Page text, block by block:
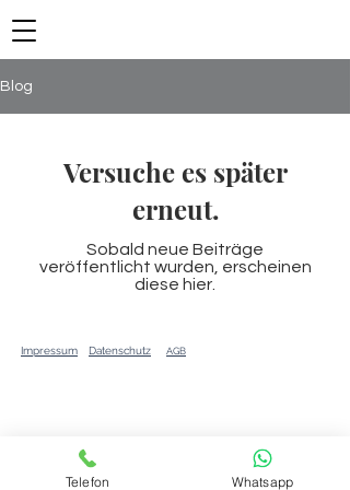
Blog
Versuche es später
erneut.
Sobald neue Beiträge
veröffentlicht wurden, erscheinen
diese hier.
Impressum Datenschutz AGB
Telefon Whatsapp